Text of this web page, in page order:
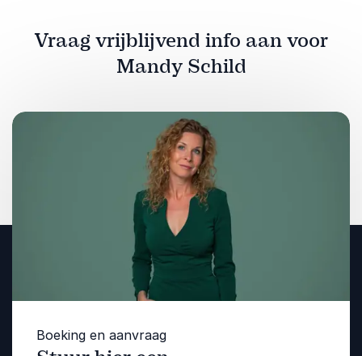
Vraag vrijblijvend info aan voor
Mandy Schild
Boeking en aanvraag